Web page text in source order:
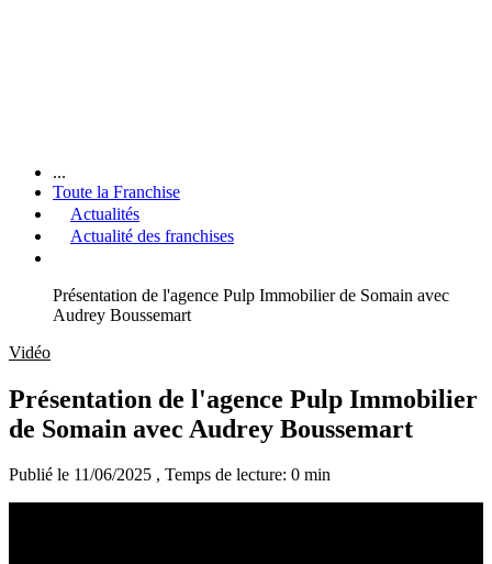
...
Toute la Franchise
Actualités
Actualité des franchises
Présentation de l'agence Pulp Immobilier de Somain avec
Audrey Boussemart
Vidéo
Présentation de l'agence Pulp Immobilier
de Somain avec Audrey Boussemart
Publié le 11/06/2025 , Temps de lecture: 0 min